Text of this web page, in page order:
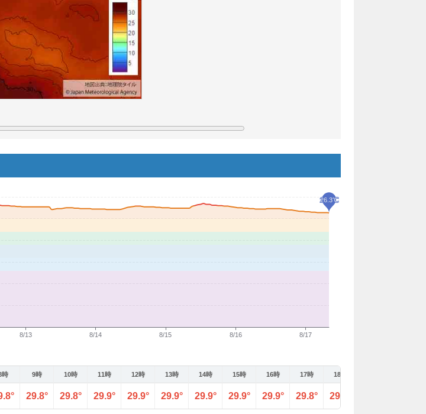
時 9時
29.8°
10時
29.8°
11時
29.9°
12時
29.9°
13時
29.9°
14時
29.9°
15時
29.9°
16時
29.9°
17時
29.8°
18時
29.8°